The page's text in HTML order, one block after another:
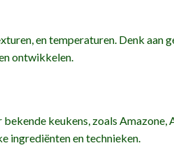
en temperaturen. Denk
ontwikkelen.
keukens, zoals
ingrediënten en technieken.